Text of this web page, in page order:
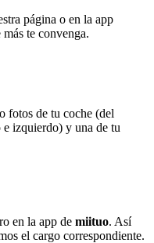
página o en la app
te convenga.
fotos de tu coche (del
e izquierdo) y una de tu
en la app de miituo. Así
el cargo correspondiente.